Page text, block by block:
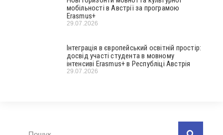
мобільності в Австрії за програмою
Erasmus+
29.07.2026
Інтеграція в європейський освітній простір:
досвід участі студента в мовному
інтенсиві Erasmus+ в Республіці Австрія
29.07.2026